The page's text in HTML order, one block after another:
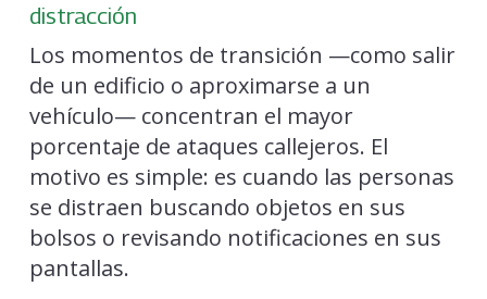
distracción
Los momentos de transición —como salir
de un edificio o aproximarse a un
vehículo— concentran el mayor
porcentaje de ataques callejeros. El
motivo es simple: es cuando las personas
se distraen buscando objetos en sus
bolsos o revisando notificaciones en sus
pantallas.